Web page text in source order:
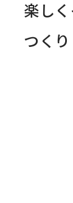
楽し
つくり